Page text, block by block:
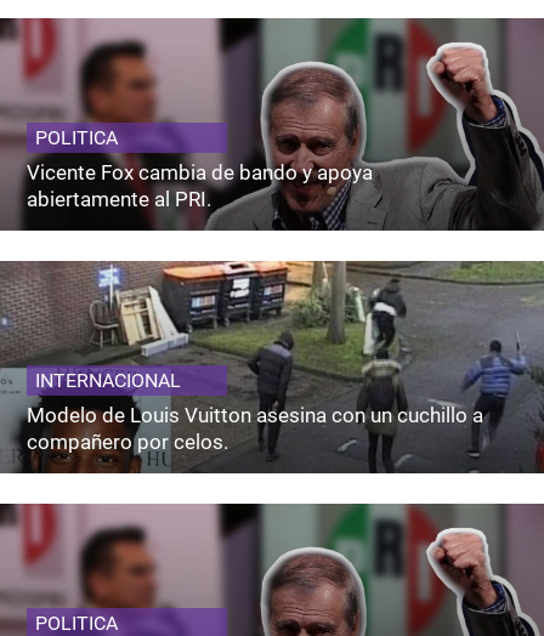
POLITICA
Vicente Fox cambia de bando y apoya
abiertamente al PRI.
INTERNACIONAL
Modelo de Louis Vuitton asesina con un cuchillo a
compañero por celos.
POLITICA